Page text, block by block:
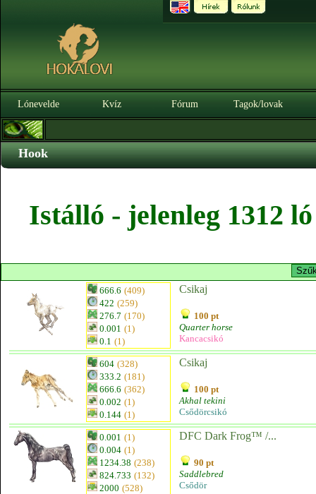
Lónevelde Kvíz Fórum Tagok/lovak
Hook
Istálló - jelenleg 1312
666.6 (409)
422 (259)
276.7 (170)
0.001 (1)
0.1 (1)
Csikaj
100 pt
Quarter horse
Kancacsikó
604 (328)
333.2 (181)
666.6 (362)
0.002 (1)
0.144 (1)
Csikaj
100 pt
Akhal tekini
Csődörcsikó
0.001 (1)
0.004 (1)
1234.38 (238)
824.733 (132)
2000 (528)
DFC Dark Frog™ /...
90 pt
Saddlebred
Csődör